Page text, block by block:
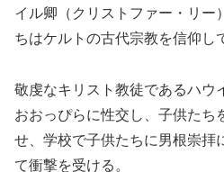
イル卿（クリストファー・リー
ちはケルトの古代宗教を信仰し
敬虔なキリスト教徒であるハウ
おおっぴらに性交し、子供たち
せ、学校で子供たちに男根崇拝
て衝撃を受ける。